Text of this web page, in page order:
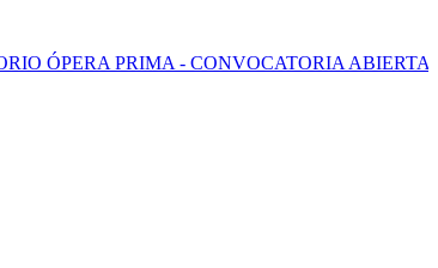
PRIMA - CONVOCATORIA ABIERTA 2026